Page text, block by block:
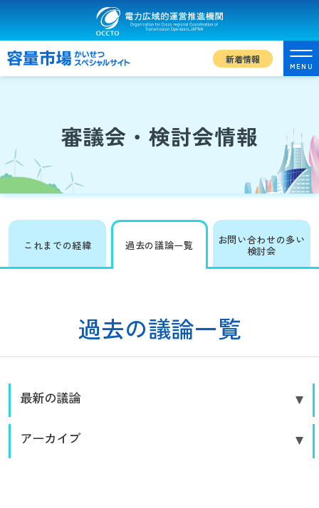
新着情報
MENU
審議会・検討会情報
これまでの経緯 過去の議論一覧
お問い合わせの多い
検討会
過去の議論一覧
最新の議論
アーカイブ